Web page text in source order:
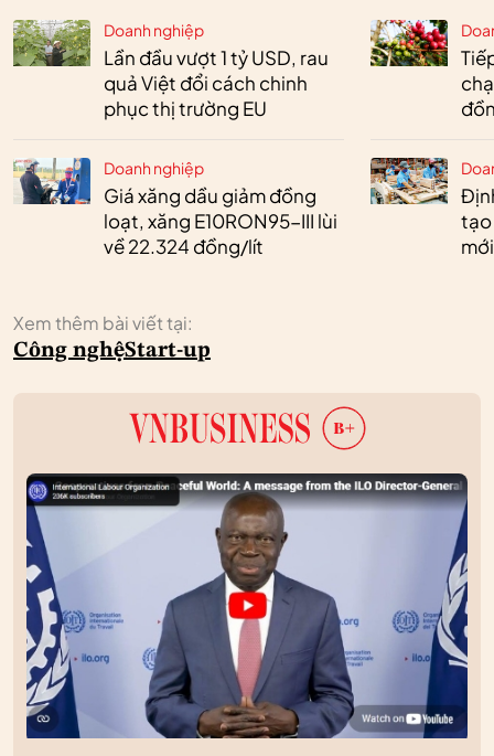
Doanh nghiệp
Lần đầu vượt 1 tỷ USD, rau
quả Việt đổi cách chinh
phục thị trường EU
Doanh nghiệp
Giá xăng dầu giảm đồng
loạt, xăng E10RON95-III lùi
về 22.324 đồng/lít
tạo
Xem thêm bài viết tại:
Công nghệStart-up